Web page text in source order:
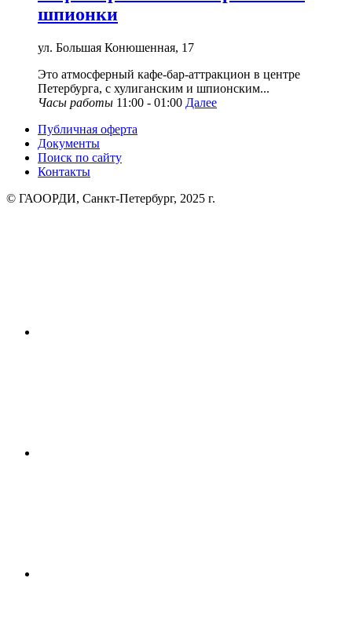
шпионки
ул. Большая Конюшенная, 17
Это атмосферный кафе-бар-аттракцион в центре
Петербурга, с хулиганским и шпионским...
Часы работы 11:00 - 01:00 Далее
Публичная оферта
Документы
Поиск по сайту
Контакты
© ГАООРДИ, Санкт-Петербург, 2025 г.